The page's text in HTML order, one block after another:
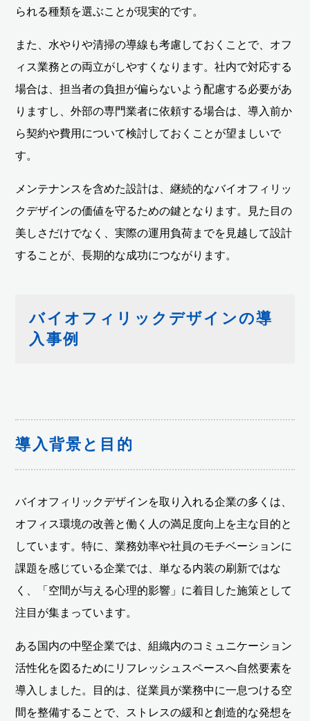
られる種類を選ぶことが現実的です。
また、水やりや清掃の導線も考慮しておくことで、オフ
ィス業務との両立がしやすくなります。社内で対応する
場合は、担当者の負担が偏らないよう配慮する必要があ
りますし、外部の専門業者に依頼する場合は、導入前か
ら契約や費用について検討しておくことが望ましいで
す。
メンテナンスを含めた設計は、継続的なバイオフィリッ
クデザインの価値を守るための鍵となります。見た目の
美しさだけでなく、実際の運用負荷までを見越して設計
することが、長期的な成功につながります。
バイオフィリックデザインの導
入事例
導入背景と目的
バイオフィリックデザインを取り入れる企業の多くは、
オフィス環境の改善と働く人の満足度向上を主な目的と
しています。特に、業務効率や社員のモチベーションに
課題を感じている企業では、単なる内装の刷新ではな
く、「空間が与える心理的影響」に着目した施策として
注目が集まっています。
ある国内の中堅企業では、組織内のコミュニケーション
活性化を図るためにリフレッシュスペースへ自然要素を
導入しました。目的は、従業員が業務中に一息つける空
間を整備することで、ストレスの緩和と創造的な発想を